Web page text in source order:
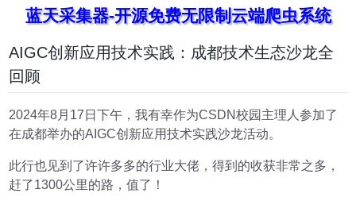
蓝天采集器-开源免费无限制云端爬虫系统
AIGC创新应用技术实践：成都技术生态沙龙全
回顾
2024年8月17日下午，我有幸作为CSDN校园主理人参加了
在成都举办的AIGC创新应用技术实践沙龙活动。
此行也见到了许许多多的行业大佬，得到的收获非常之多，
赶了1300公里的路，值了！